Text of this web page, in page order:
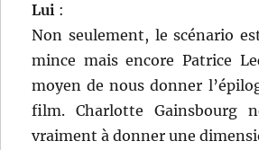
Lui :
Non seulement, le scénario
mince mais encore Patrice
moyen de nous donner
film. Charlotte Gainsbourg
vraiment à donner une